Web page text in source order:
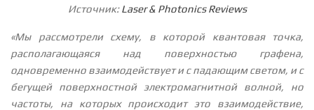
Источник:Laser & Photonics Reviews
«Мы рассмотрели схему, в которой квантовая точка,
располагающаяся над поверхностью графена,
одновременно взаимодействует и с падающим светом, и с
бегущей поверхностной электромагнитной волной, но
частоты, на которых происходит это взаимодействие,